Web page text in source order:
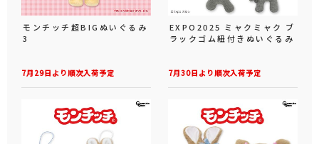
7月29日より順次入荷予定
モンチッチ超BIGぬいぐるみ
3
7月30日より順次入荷予定
EXPO2025 ミャクミャク ブ
ラックゴム紐付きぬいぐるみ